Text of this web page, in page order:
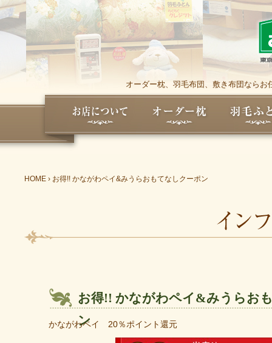
オーダー枕、羽毛布団、敷き布団なら
HOME › お得!! かながわペイ&みうらおもてなしクーポン
お得!! かながわペイ&みうらお
ン
かながわペイ 20％ポイント還元